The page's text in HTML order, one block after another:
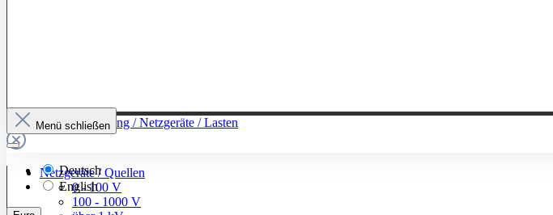
Zur Kategorie: Leistung / Netzgeräte / Lasten
Netzgeräte / Quellen
0 - 100 V
100 - 1000 V
Menü schließen
Deutsch
English